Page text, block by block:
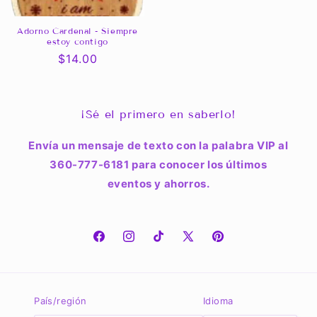
Adorno Cardenal - Siempre
estoy contigo
Precio
$14.00
¡Sé el primero en saberlo!
Envía un mensaje de texto con la palabra VIP al
360-777-6181 para conocer los últimos
eventos y ahorros.
FacebookInstagramTikTokX
Pinterest
País/región Idioma